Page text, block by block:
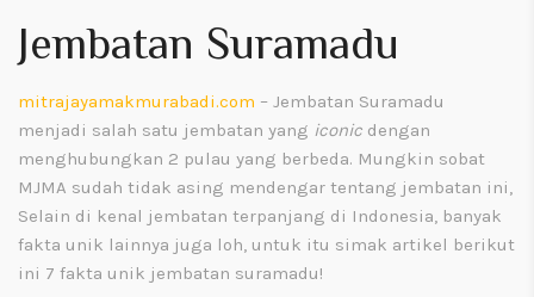
Jembatan Suramadu
mitrajayamakmurabadi.com – Jembatan Suramadu
menjadi salah satu jembatan yang iconic dengan
menghubungkan 2 pulau yang berbeda. Mungkin sobat
MJMA sudah tidak asing mendengar tentang jembatan ini,
Selain di kenal jembatan terpanjang di Indonesia, banyak
fakta unik lainnya juga loh, untuk itu simak artikel berikut
ini 7 fakta unik jembatan suramadu!